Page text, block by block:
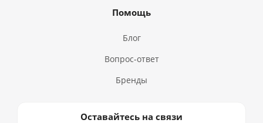
Помощь
Блог
Вопрос-ответ
Бренды
Оставайтесь на связи